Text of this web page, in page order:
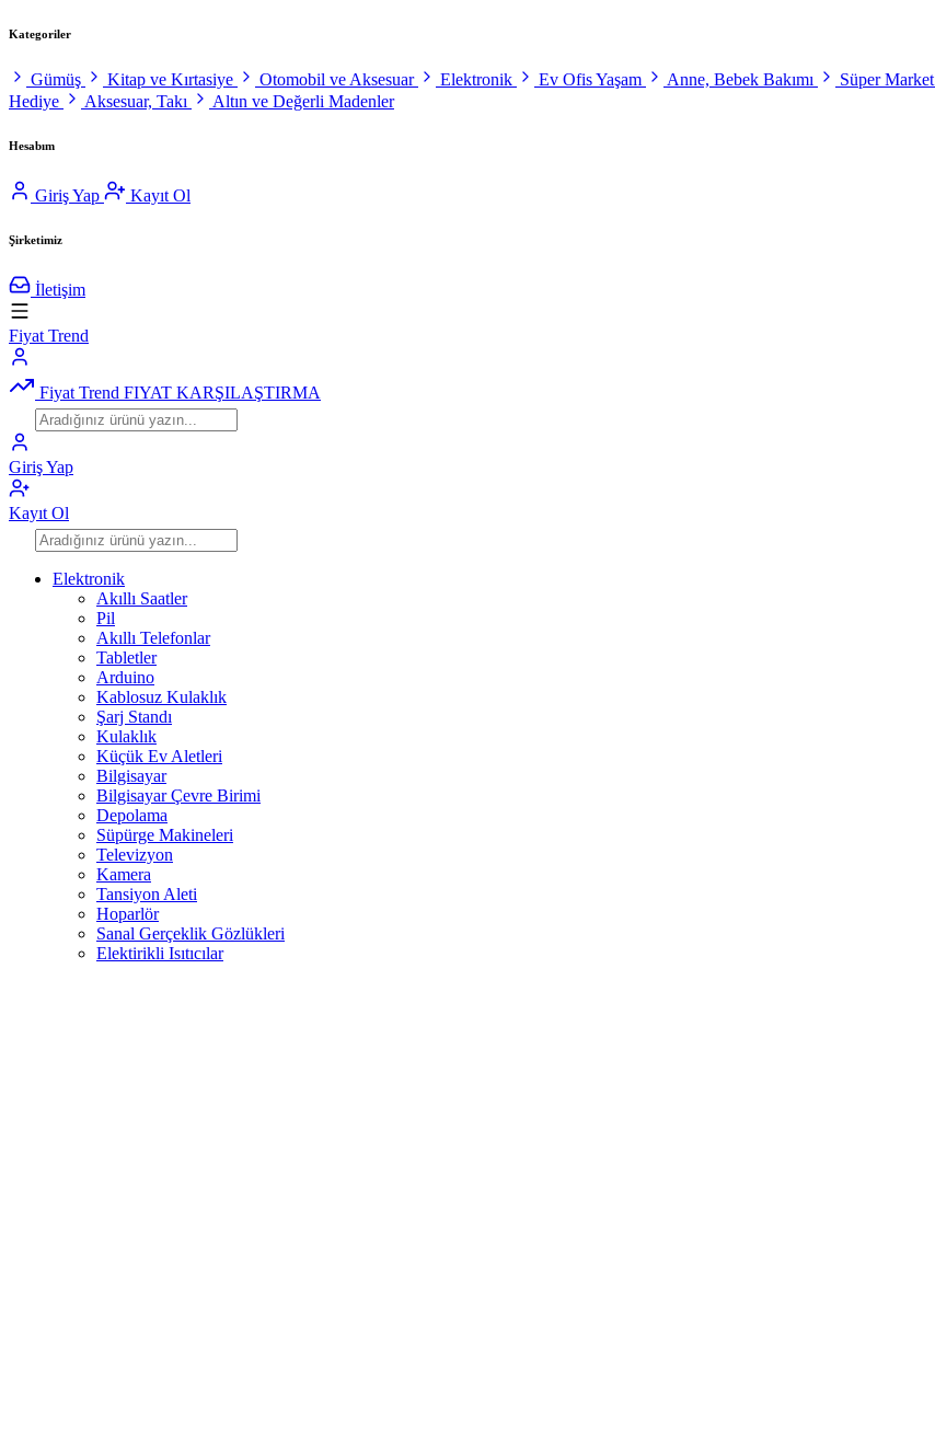
Kategoriler
Gümüş Kitap ve Kırtasiye Otomobil ve Aksesuar Elektronik Ev Ofis Yaşam Anne, Bebek Bakımı Süper Market
Hediye
Aksesuar, Takı Altın ve Değerli Madenler
Hesabım
Giriş Yap Kayıt Ol
Şirketimiz
İletişim
Fiyat Trend
Fiyat Trend FIYAT KARŞILAŞTIRMA
Giriş Yap
Kayıt Ol
Elektronik
Akıllı Saatler
Pil
Akıllı Telefonlar
Tabletler
Arduino
Kablosuz Kulaklık
Şarj Standı
Kulaklık
Küçük Ev Aletleri
Bilgisayar
Bilgisayar Çevre Birimi
Depolama
Süpürge Makineleri
Televizyon
Kamera
Tansiyon Aleti
Hoparlör
Sanal Gerçeklik Gözlükleri
Elektirikli Isıtıcılar